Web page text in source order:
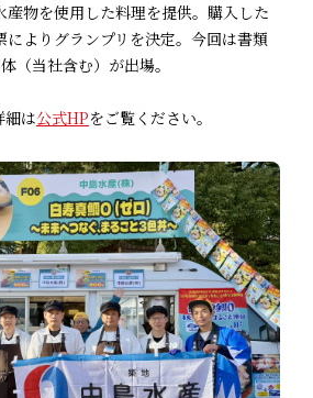
産物を使用した料理を提供。購入した
よりグランプリを決定。今回は書類
（当社含む）が出場。
細は公式HPをご覧ください。